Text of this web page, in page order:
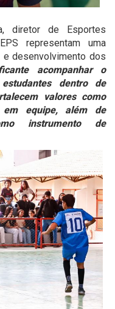
diretor de Esportes
representam uma
e desenvolvimento dos
acompanhar o
dentro de
valores como
em equipe, além de
instrumento de